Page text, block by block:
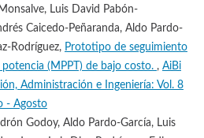
Luis David Pabón-
Caicedo-Peñaranda, Aldo Pardo-
Rodríguez, Prototipo de seguimiento
(MPPT) de bajo costo. , AiBi
Administración e Ingeniería: Vol. 8
- Agosto
Godoy, Aldo Pardo-García, Luis